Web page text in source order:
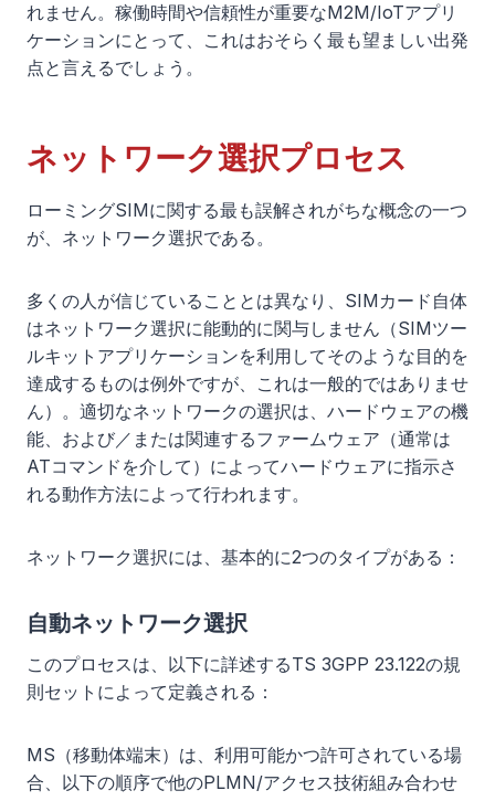
れません。稼働時間や信頼性が重要なM2M/IoTアプリ
ケーションにとって、これはおそらく最も望ましい出発
点と言えるでしょう。
ネットワーク選択プロセス
ローミングSIMに関する最も誤解されがちな概念の一つ
が、ネットワーク選択である。
多くの人が信じていることとは異なり、SIMカード自体
はネットワーク選択に能動的に関与しません（SIMツー
ルキットアプリケーションを利用してそのような目的を
達成するものは例外ですが、これは一般的ではありませ
ん）。適切なネットワークの選択は、ハードウェアの機
能、および／または関連するファームウェア（通常は
ATコマンドを介して）によってハードウェアに指示さ
れる動作方法によって行われます。
ネットワーク選択には、基本的に2つのタイプがある：
自動ネットワーク選択
このプロセスは、以下に詳述するTS 3GPP 23.122の規
則セットによって定義される：
MS（移動体端末）は、利用可能かつ許可されている場
合、以下の順序で他のPLMN/アクセス技術組み合わせ